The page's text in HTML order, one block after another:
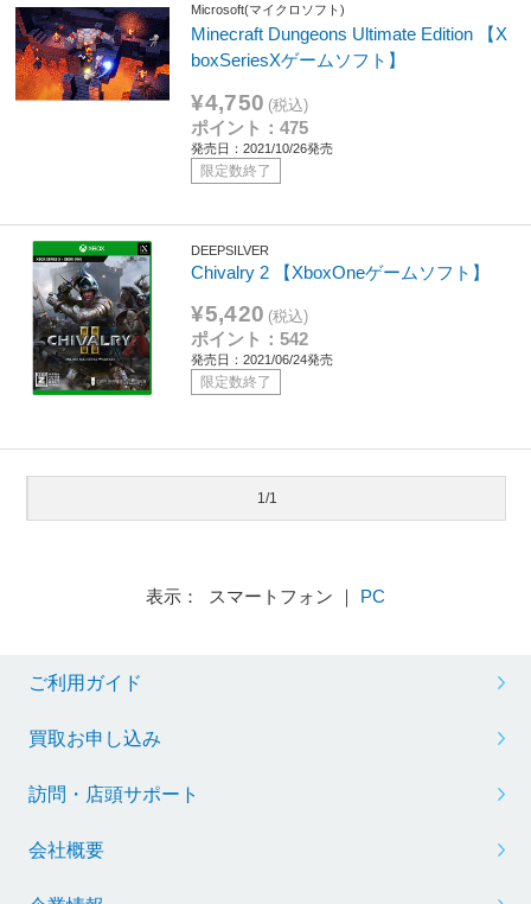
Microsoft(マイクロソフト)
Minecraft Dungeons Ultimate Edition 【X
boxSeriesXゲームソフト】
¥4,750 (税込)
ポイント：475
発売日：2021/10/26発売
限定数終了
DEEPSILVER
Chivalry 2 【XboxOneゲームソフト】
¥5,420 (税込)
ポイント：542
発売日：2021/06/24発売
限定数終了
1/1
表示： スマートフォン ｜ PC
ご利用ガイド
買取お申し込み
訪問・店頭サポート
会社概要